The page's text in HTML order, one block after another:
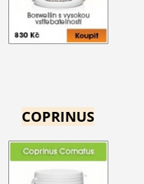
COPRINUS